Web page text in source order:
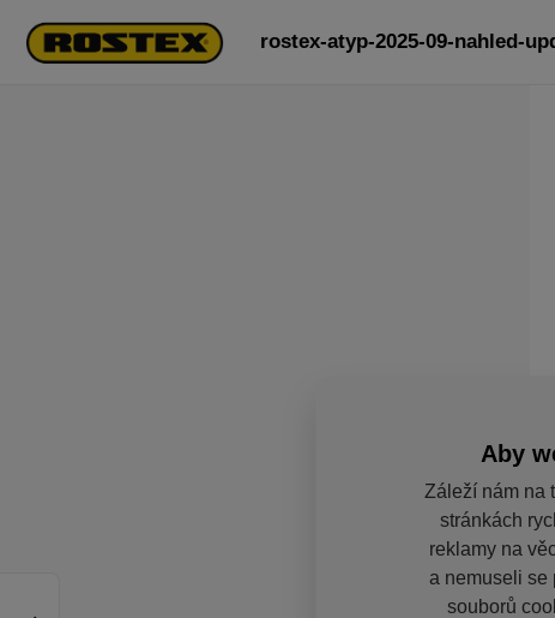
rostex-atyp-2025-09-nahled-
Aby
Záleží nám na
stránkách
reklamy na
a nemuseli se
souborů